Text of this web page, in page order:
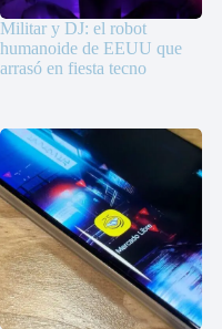
Militar y DJ: el robot
humanoide de EEUU que
arrasó en fiesta tecno